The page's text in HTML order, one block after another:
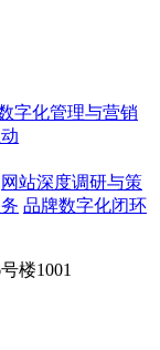
字化管理与营销
网站深度调研与策
品牌数字化闭环
楼1001